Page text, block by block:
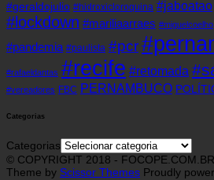
#geraldojulio #hidroxicloroquina #jaboatao
#lockdown #mariliaarraes #miguelcoelho
#pandemia #paulista #pcr
#rafaeldantas #recife #retomada
#vereadores FBC PERNAMBUCO
Categorias
Categorias
© COPYRIGHT 2018 -
Theme by Scissor Themes Proudly